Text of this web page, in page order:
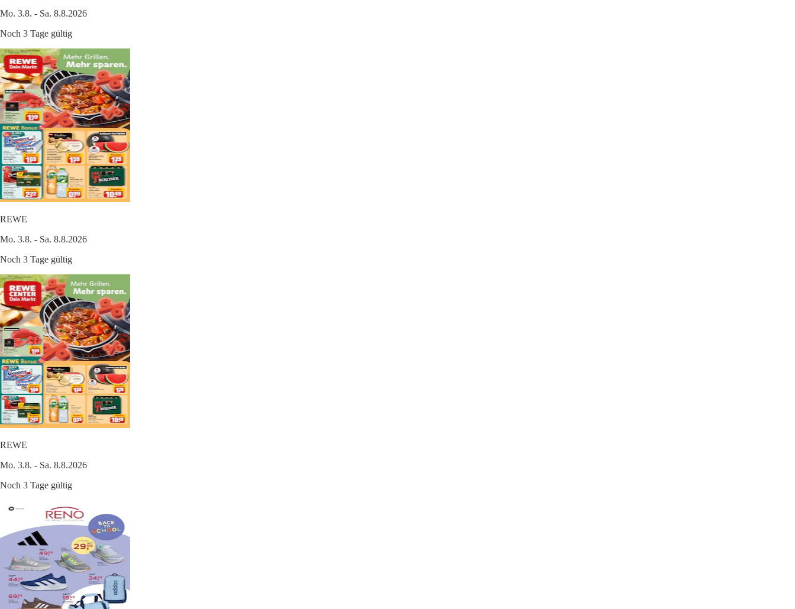
Mo. 3.8. - Sa. 8.8.2026
Noch 3 Tage gültig
REWE
Mo. 3.8. - Sa. 8.8.2026
Noch 3 Tage gültig
REWE
Mo. 3.8. - Sa. 8.8.2026
Noch 3 Tage gültig